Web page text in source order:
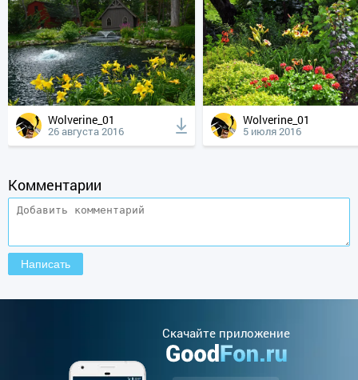
Wolverine_01
26 августа 2016
Wolverine_01
5 июля 2016
Комментарии
Cкачайте приложение